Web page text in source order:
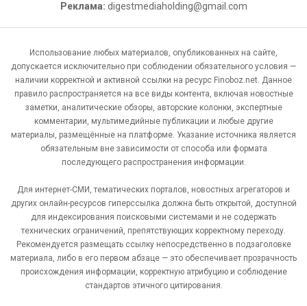
Реклама: digestmediaholding@gmail.com
Использование любых материалов, опубликованных на сайте,
допускается исключительно при соблюдении обязательного условия —
наличии корректной и активной ссылки на ресурс Finoboz.net. Данное
правило распространяется на все виды контента, включая новостные
заметки, аналитические обзоры, авторские колонки, экспертные
комментарии, мультимедийные публикации и любые другие
материалы, размещённые на платформе. Указание источника является
обязательным вне зависимости от способа или формата
последующего распространения информации.
Для интернет-СМИ, тематических порталов, новостных агрегаторов и
других онлайн-ресурсов гиперссылка должна быть открытой, доступной
для индексирования поисковыми системами и не содержать
технических ограничений, препятствующих корректному переходу.
Рекомендуется размещать ссылку непосредственно в подзаголовке
материала, либо в его первом абзаце — это обеспечивает прозрачность
происхождения информации, корректную атрибуцию и соблюдение
стандартов этичного цитирования.